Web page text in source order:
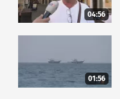
04:56
01:56